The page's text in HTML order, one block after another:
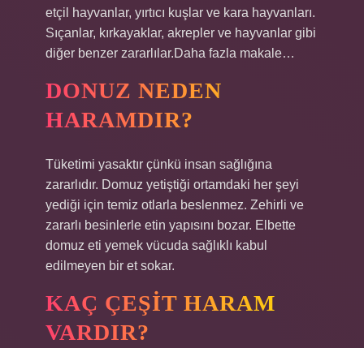
etçil hayvanlar, yırtıcı kuşlar ve kara hayvanları.
Sıçanlar, kırkayaklar, akrepler ve hayvanlar gibi
diğer benzer zararlılar.Daha fazla makale…
DONUZ NEDEN
HARAMDIR?
Tüketimi yasaktır çünkü insan sağlığına
zararlıdır. Domuz yetiştiği ortamdaki her şeyi
yediği için temiz otlarla beslenmez. Zehirli ve
zararlı besinlerle etin yapısını bozar. Elbette
domuz eti yemek vücuda sağlıklı kabul
edilmeyen bir et sokar.
KAÇ ÇEŞIT HARAM
VARDIR?